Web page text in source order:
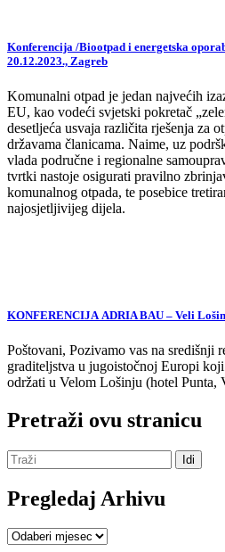
Konferencija /Biootpad i energetska
20.12.2023., Zagreb
Komunalni otpad je jedan najvećih
EU, kao vodeći svjetski pokretač
desetljeća usvaja različita rješenja za
državama članicama. Naime, uz
vlada područne i regionalne
tvrtki nastoje osigurati pravilno
komunalnog otpada, te posebice
najosjetljivijeg dijela.
KONFERENCIJA ADRIA BAU – Veli
Poštovani, Pozivamo vas na središnji
graditeljstva u jugoistočnoj Europi
održati u Velom Lošinju (hotel Punta,
Pretraži ovu stranicu
Pregledaj Arhivu
Pregledaj